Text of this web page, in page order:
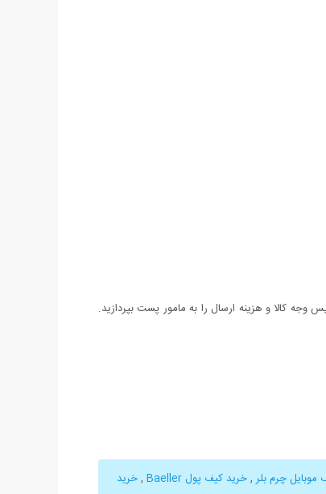
کالا و هزینه ارسال را به مامور پست بپردازید.
موبایل چرم بلر ,خرید کیف پول Baeller ,خرید